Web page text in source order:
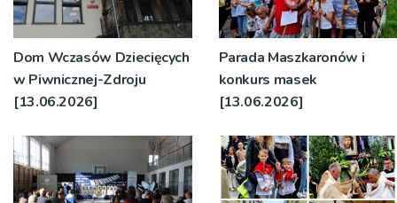
Dom Wczasów Dziecięcych
w Piwnicznej-Zdroju
[13.06.2026]
Parada Maszkaronów i
konkurs masek
[13.06.2026]